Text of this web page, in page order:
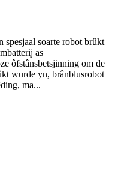
soarte robot brûkt
as
ôfstânsbetsjinning om de
wurde yn, brânblusrobot
ma...